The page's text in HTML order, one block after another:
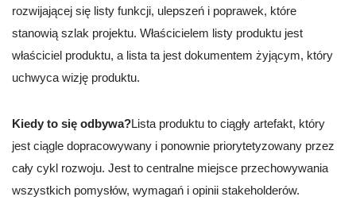
rozwijającej się listy funkcji, ulepszeń i poprawek, które
stanowią szlak projektu. Właścicielem listy produktu jest
właściciel produktu, a lista ta jest dokumentem żyjącym, który
uchwyca wizję produktu.
Kiedy to się odbywa?Lista produktu to ciągły artefakt, który
jest ciągle dopracowywany i ponownie priorytetyzowany przez
cały cykl rozwoju. Jest to centralne miejsce przechowywania
wszystkich pomysłów, wymagań i opinii stakeholderów.